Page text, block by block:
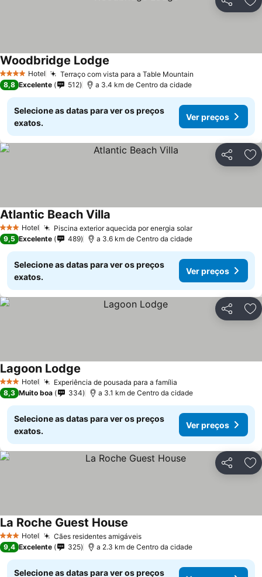
Partilhar
4 EstrelasHotel Terraço com vista para a Table Mountain
Woodbridge Lodge
8,8 Excelente 512 a 3.4 km de Centro da cidade
Selecione as datas para ver os preços
exatos.
Ver preços
Partilhar
3 EstrelasHotel Piscina exterior aquecida por energia solar
Atlantic Beach Villa
9,5 Excelente 489 a 3.6 km de Centro da cidade
Selecione as datas para ver os preços
exatos.
Ver preços
Partilhar
3 EstrelasHotel Experiência de pousada para a família
Lagoon Lodge
8,3 Muito boa 334 a 3.1 km de Centro da cidade
Selecione as datas para ver os preços
exatos.
Ver preços
Partilhar
3 EstrelasHotel Cães residentes amigáveis
La Roche Guest House
9,4 Excelente 325 a 2.3 km de Centro da cidade
Selecione as datas para ver os preços